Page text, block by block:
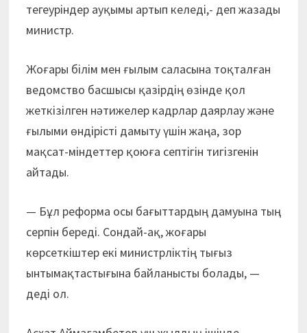
тегеуріндер ауқымы артып келеді,- деп жазады
министр.
Жоғары білім мен ғылым саласына тоқталған
ведомство басшысы қазірдің өзінде қол
жеткізілген нәтижелер кадрлар даярлау және
ғылыми өндірісті дамыту үшін жаңа, зор
мақсат-міндеттер қоюға септігін тигізгенін
айтады.
— Бұл реформа осы бағыттардың дамуына тың
серпін береді. Сондай-ақ, жоғары
көрсеткіштер екі министрліктің тығыз
ынтымақтастығына байланысты болады, —
деді ол.